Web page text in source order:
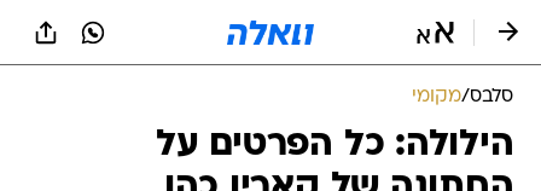
סלבס/מקומי
הילולה: כל הפרטים על